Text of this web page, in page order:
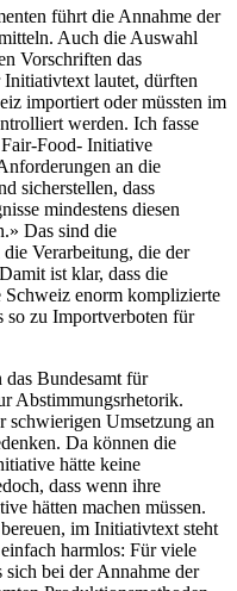
führt die Annahme der
Auch die Auswahl
Vorschriften das
lautet, dürften
importiert oder müssten im
werden. Ich fasse
Food- Initiative
an die
sicherstellen, dass
mindestens diesen
Das sind die
Verarbeitung, die der
ist klar, dass die
enorm komplizierte
so zu Importverboten für
Bundesamt für
Abstimmungsrhetorik.
schwierigen Umsetzung an
Da können die
hätte keine
dass wenn ihre
hätten machen müssen.
im Initiativtext steht
harmlos: Für viele
sich bei der Annahme der